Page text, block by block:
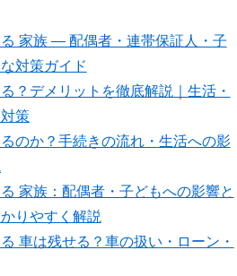
家族 — 配偶者・連帯保証人・子
対策ガイド
？デメリットを徹底解説｜生活・
策
のか？手続きの流れ・生活への影
家族：配偶者・子どもへの影響と
りやすく解説
車は残せる？車の扱い・ローン・